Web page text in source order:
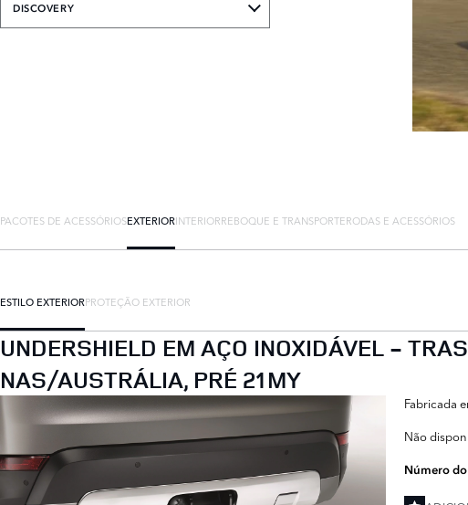
DISCOVERY
PACOTES DE ACESSÓRIOSEXTERIORINTERIORREBOQUE E TRANSPORTERODAS E ACESSÓRIOS
ESTILO EXTERIORPROTEÇÃO EXTERIOR
UNDERSHIELD EM AÇO INOXIDÁVEL -
NAS/AUSTRÁLIA, PRÉ 21MY
Fabricada
Não
Número